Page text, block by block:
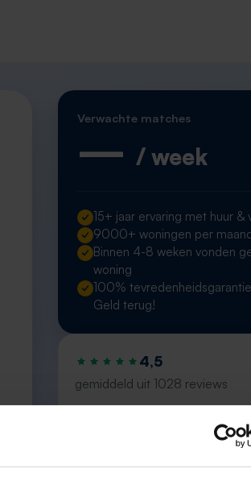
Verwachte matches
— / week
15+ jaar ervaring met huur &
9000+ woningen per
Binnen 4-8 weken vonden
woning
100%
Geld terug!
4,5
gemiddeld uit 1028 reviews